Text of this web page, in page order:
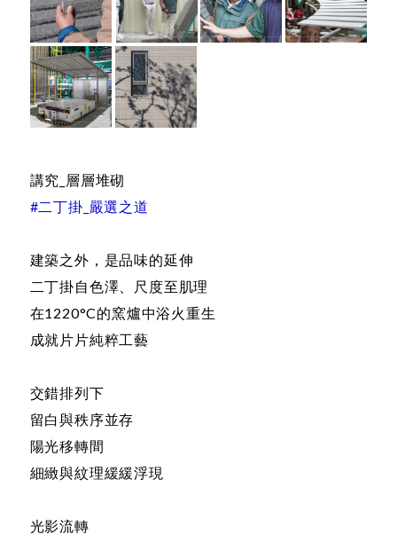
講究_層層堆砌
#二丁掛_嚴選之道
建築之外，是品味的延伸
二丁掛自色澤、尺度至肌理
在1220°C的窯爐中浴火重生
成就片片純粹工藝
交錯排列下
留白與秩序並存
陽光移轉間
細緻與紋理緩緩浮現
光影流轉